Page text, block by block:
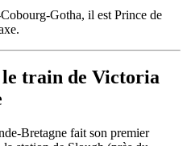
Gotha, il est Prince de
train de Victoria
Bretagne fait son premier